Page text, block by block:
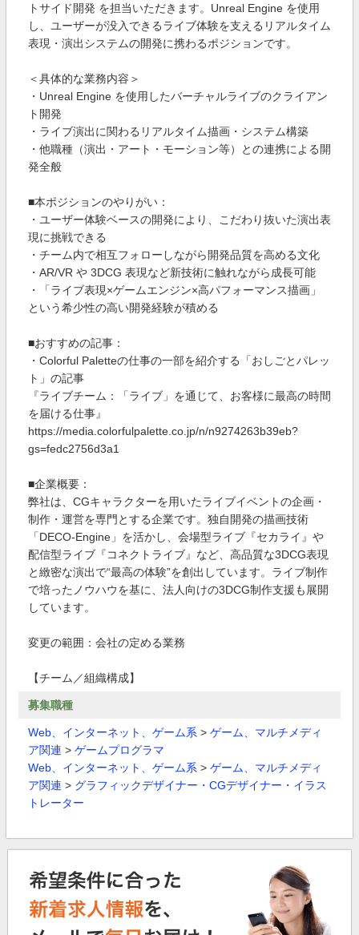
トサイド開発 を担当いただきます。Unreal Engine を使用
し、ユーザーが没入できるライブ体験を支えるリアルタイム
表現・演出システムの開発に携わるポジションです。
＜具体的な業務内容＞
・Unreal Engine を使用したバーチャルライブのクライアン
ト開発
・ライブ演出に関わるリアルタイム描画・システム構築
・他職種（演出・アート・モーション等）との連携による開
発全般
■本ポジションのやりがい：
・ユーザー体験ベースの開発により、こだわり抜いた演出表
現に挑戦できる
・チーム内で相互フォローしながら開発品質を高める文化
・AR/VR や 3DCG 表現など新技術に触れながら成長可能
・「ライブ表現×ゲームエンジン×高パフォーマンス描画」
という希少性の高い開発経験が積める
■おすすめの記事：
・Colorful Paletteの仕事の一部を紹介する「おしごとパレッ
ト」の記事
『ライブチーム：「ライブ」を通じて、お客様に最高の時間
を届ける仕事』
https://media.colorfulpalette.co.jp/n/n9274263b39eb?
gs=fedc2756d3a1
■企業概要：
弊社は、CGキャラクターを用いたライブイベントの企画・
制作・運営を専門とする企業です。独自開発の描画技術
「DECO-Engine」を活かし、会場型ライブ『セカライ』や
配信型ライブ『コネクトライブ』など、高品質な3DCG表現
と緻密な演出で“最高の体験”を創出しています。ライブ制作
で培ったノウハウを基に、法人向けの3DCG制作支援も展開
しています。
変更の範囲：会社の定める業務
【チーム／組織構成】
募集職種
Web、インターネット、ゲーム系 > ゲーム、マルチメディ
ア関連 > ゲームプログラマ
Web、インターネット、ゲーム系 > ゲーム、マルチメディ
ア関連 > グラフィックデザイナー・CGデザイナー・イラス
トレーター